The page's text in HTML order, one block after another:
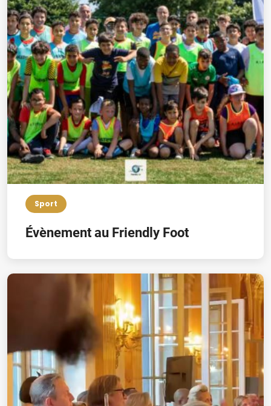
Sport
Évènement au Friendly Foot